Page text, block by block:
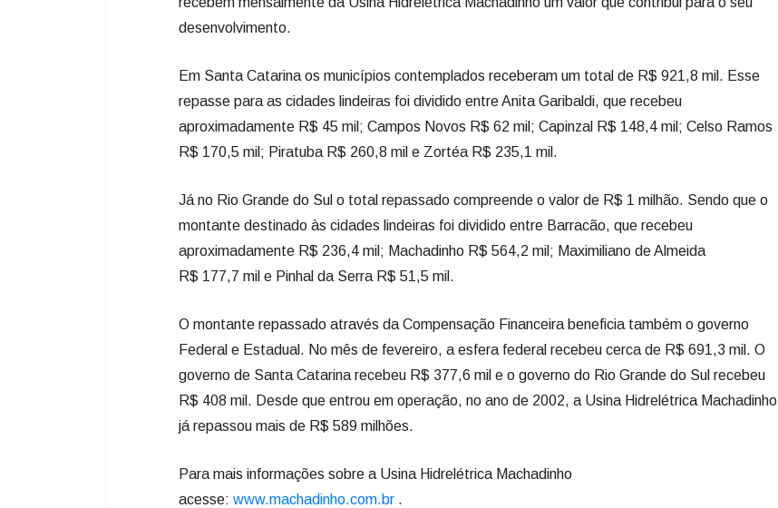
desenvolvimento.
Em Santa Catarina os municípios contemplados receberam um total de R$ 921,8 mil. Esse
repasse para as cidades lindeiras foi dividido entre Anita Garibaldi, que recebeu
aproximadamente R$ 45 mil; Campos Novos R$ 62 mil; Capinzal R$ 148,4 mil; Celso Ramos
R$ 170,5 mil; Piratuba R$ 260,8 mil e Zortéa R$ 235,1 mil.
Já no Rio Grande do Sul o total repassado compreende o valor de R$ 1 milhão. Sendo que o
montante destinado às cidades lindeiras foi dividido entre Barracão, que recebeu
aproximadamente R$ 236,4 mil; Machadinho R$ 564,2 mil; Maximiliano de Almeida
R$ 177,7 mil e Pinhal da Serra R$ 51,5 mil.
O montante repassado através da Compensação Financeira beneficia também o governo
Federal e Estadual. No mês de fevereiro, a esfera federal recebeu cerca de R$ 691,3 mil. O
governo de Santa Catarina recebeu R$ 377,6 mil e o governo do Rio Grande do Sul recebeu
R$ 408 mil. Desde que entrou em operação, no ano de 2002, a Usina Hidrelétrica Machadinho
já repassou mais de R$ 589 milhões.
Para mais informações sobre a Usina Hidrelétrica Machadinho
acesse: www.machadinho.com.br .